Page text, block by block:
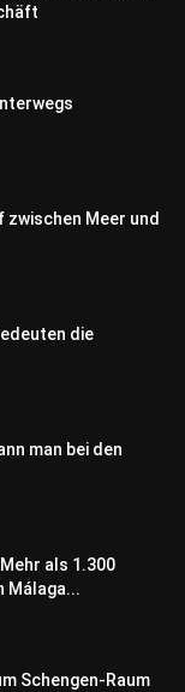
zwischen Meer und
die
man bei den
als 1.300
Málaga...
Schengen-Raum